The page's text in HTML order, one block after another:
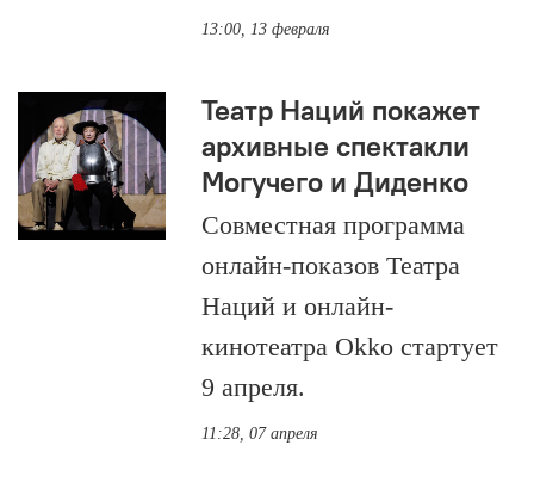
13:00, 13 февраля
Театр Наций покажет
архивные спектакли
Могучего и Диденко
Совместная программа
онлайн-показов Театра
Наций и онлайн-
кинотеатра Okko стартует
9 апреля.
11:28, 07 апреля